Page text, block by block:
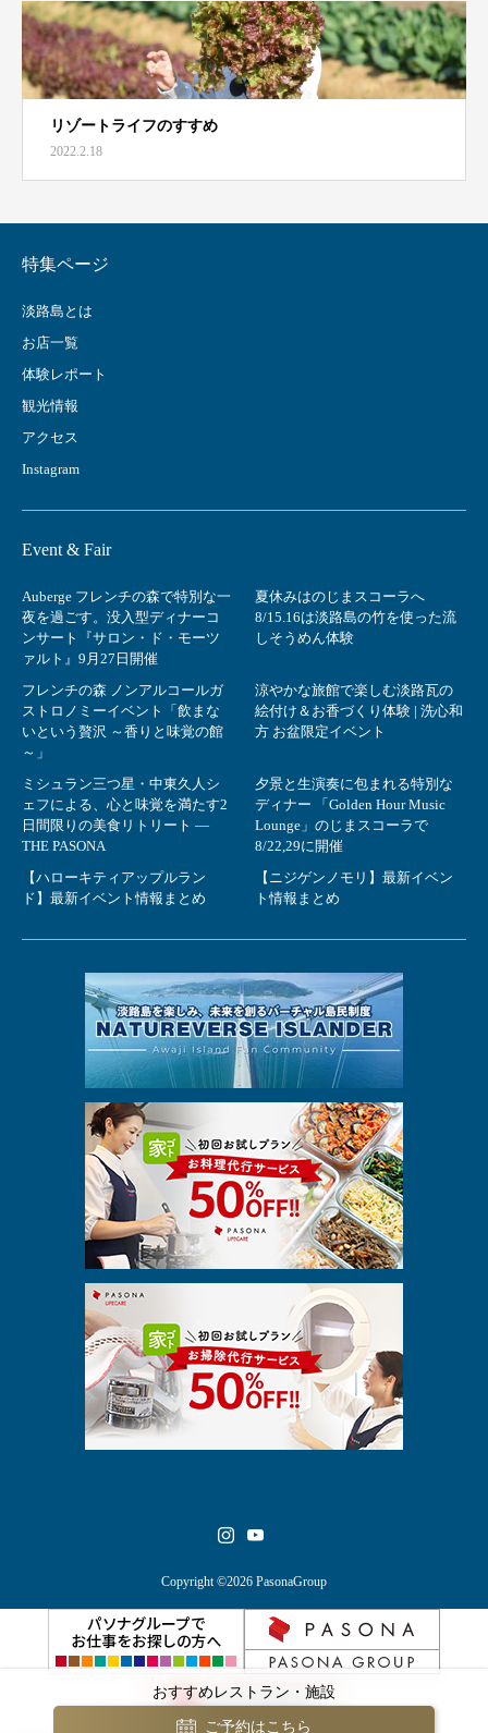
リゾートライフのすすめ
2022.2.18
特集ページ
淡路島とは
お店一覧
体験レポート
観光情報
アクセス
Instagram
Event & Fair
Auberge フレンチの森で特別な一
夜を過ごす。没入型ディナーコ
ンサート『サロン・ド・モーツ
ァルト』9月27日開催
夏休みはのじまスコーラへ
8/15.16は淡路島の竹を使った流
しそうめん体験
フレンチの森 ノンアルコールガ
ストロノミーイベント「飲まな
いという贅沢 ～香りと味覚の館
～」
涼やかな旅館で楽しむ淡路瓦の
絵付け＆お香づくり体験 | 洗心和
方 お盆限定イベント
ミシュラン三つ星・中東久人シ
ェフによる、心と味覚を満たす2
日間限りの美食リトリート ―
THE PASONA
夕景と生演奏に包まれる特別な
ディナー 「Golden Hour Music
Lounge」のじまスコーラで
8/22,29に開催
【ハローキティアップルラン
ド】最新イベント情報まとめ
【ニジゲンノモリ】最新イベン
ト情報まとめ
Copyright ©2026 PasonaGroup
おすすめレストラン・施設
ご予約はこちら